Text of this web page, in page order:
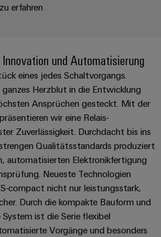
erfahren
und Automatisierung
eines jedes Schaltvorgangs.
Herzblut in die Entwicklung
Ansprüchen gesteckt. Mit der
wir eine Relais-
Zuverlässigkeit. Durchdacht bis ins
Qualitätsstandards produziert
automatisierten Elektronikfertigung
Neueste Technologien
compact nicht nur leistungsstark,
Durch die kompakte Bauform und
ist die Serie flexibel
Vorgänge und besonders